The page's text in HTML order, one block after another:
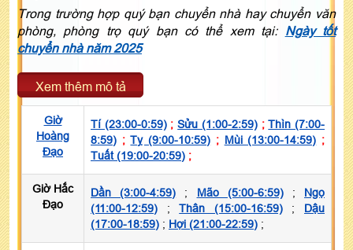
Trong trường hợp quý bạn chuyển nhà hay chuyển văn
phòng, phòng trọ quý bạn có thể xem tại: Ngày tốt
chuyển nhà năm 2025
Xem thêm mô tả
Giờ
Hoàng
Đạo
Tí (23:00-0:59);Sửu (1:00-2:59);Thìn (7:00-
8:59) ;Tỵ (9:00-10:59) ; Mùi (13:00-14:59) ;
Tuất (19:00-20:59) ;
Giờ Hắc
Đạo
Dần (3:00-4:59) ; Mão (5:00-6:59); Ngọ
(11:00-12:59) ;Thân (15:00-16:59); Dậu
(17:00-18:59) ; Hợi (21:00-22:59) ;